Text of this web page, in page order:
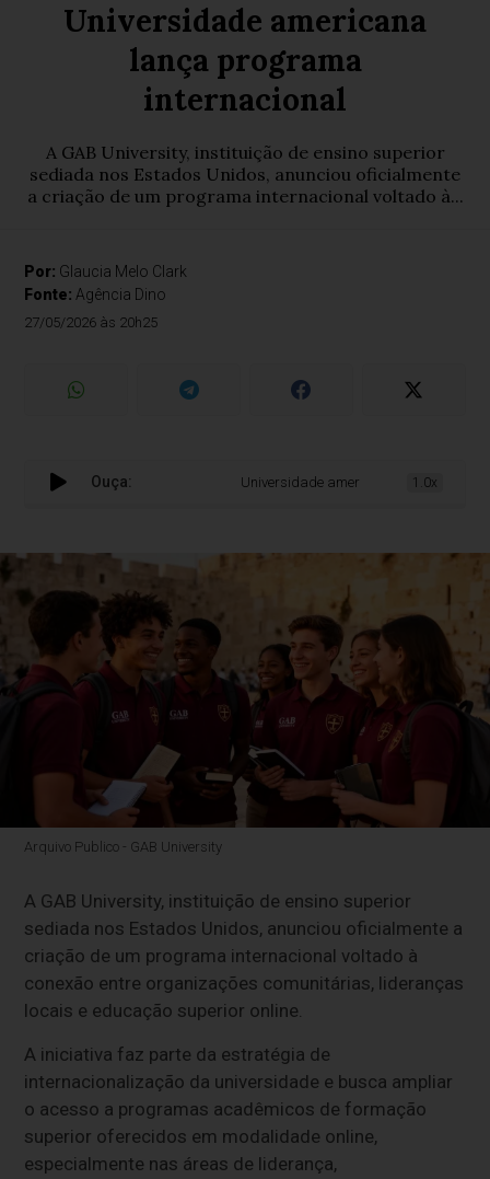
Universidade americana
lança programa
internacional
A GAB University, instituição de ensino superior
sediada nos Estados Unidos, anunciou oficialmente
a criação de um programa internacional voltado à...
Por: Glaucia Melo Clark
Fonte: Agência Dino
27/05/2026 às 20h25
Ouça: Universidade americana lança programa
1.0x
Arquivo Publico - GAB University
A GAB University, instituição de ensino superior
sediada nos Estados Unidos, anunciou oficialmente a
criação de um programa internacional voltado à
conexão entre organizações comunitárias, lideranças
locais e educação superior online.
A iniciativa faz parte da estratégia de
internacionalização da universidade e busca ampliar
o acesso a programas acadêmicos de formação
superior oferecidos em modalidade online,
especialmente nas áreas de liderança,